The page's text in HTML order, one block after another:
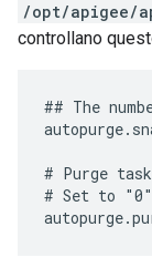
/opt/apigee/
controllano
## The
# Purge
# Set to